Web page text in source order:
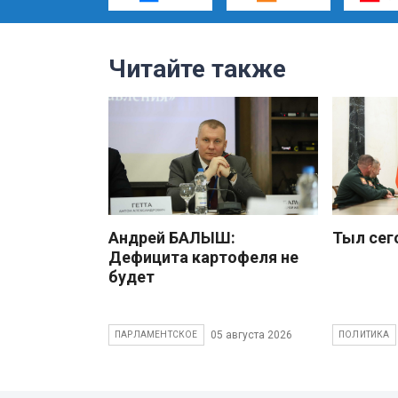
Читайте также
Андрей БАЛЫШ:
Дефицита картофеля не
будет
ПАРЛАМЕНТСКОЕ 05 августа 2026
Тыл
ПОЛИТИКА